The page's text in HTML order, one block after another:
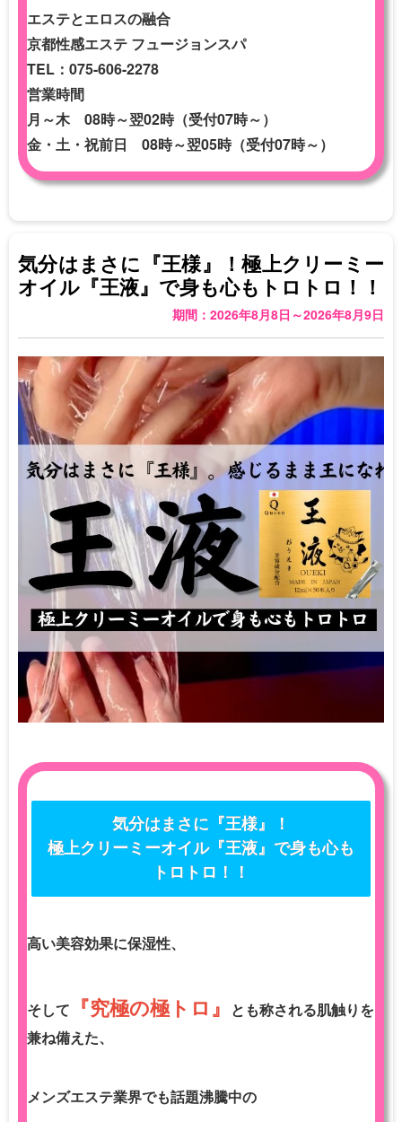
エステとエロスの融合
京都性感エステ フュージョンスパ
TEL：075-606-2278
営業時間
月～木 08時～翌02時（受付07時～）
金・土・祝前日 08時～翌05時（受付07時～）
気分はまさに『王様』！極上クリーミー
オイル『王液』で身も心もトロトロ！！
期間：2026年8月8日～2026年8月9日
気分はまさに『王様』！
極上クリーミーオイル『王液』で身も心も
トロトロ！！
高い美容効果に保湿性、
そして 『究極の極トロ』
とも称される肌触りを
兼ね備えた、
メンズエステ業界でも話題沸騰中の